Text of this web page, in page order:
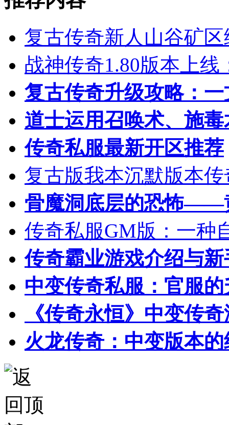
复古传奇新人山谷矿
战神传奇1.80版本上线
复古传奇升级攻略：
道士运用召唤术、施
传奇私服最新开区推荐
复古版我本沉默版本
骨魔洞底层的恐怖——
传奇私服GM版：一种
传奇霸业游戏介绍与
中变传奇私服：官服
《传奇永恒》中变传
火龙传奇：中变版本